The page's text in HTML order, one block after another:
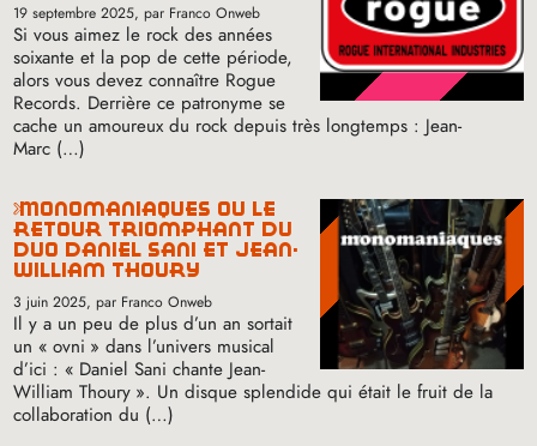
19 septembre 2025, par Franco Onweb
Si vous aimez le rock des années
soixante et la pop de cette période,
alors vous devez connaître Rogue
Records. Derrière ce patronyme se
cache un amoureux du rock depuis très longtemps : Jean-
Marc (…)
monomaniaques ou le
retour triomphant du
duo daniel sani et jean-
william thoury
3 juin 2025, par Franco Onweb
Il y a un peu de plus d’un an sortait
un « ovni » dans l’univers musical
d’ici : « Daniel Sani chante Jean-
William Thoury ». Un disque splendide qui était le fruit de la
collaboration du (…)